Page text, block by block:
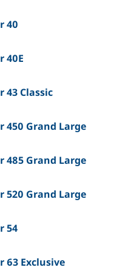
40
40E
43 Classic
450 Grand Large
485 Grand Large
520 Grand Large
54
63 Exclusive